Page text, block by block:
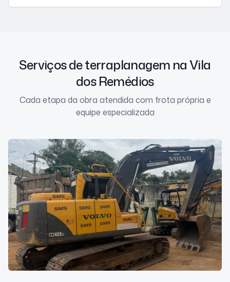
Serviços de terraplanagem na Vila
dos Remédios
Cada etapa da obra atendida com frota própria e
equipe especializada